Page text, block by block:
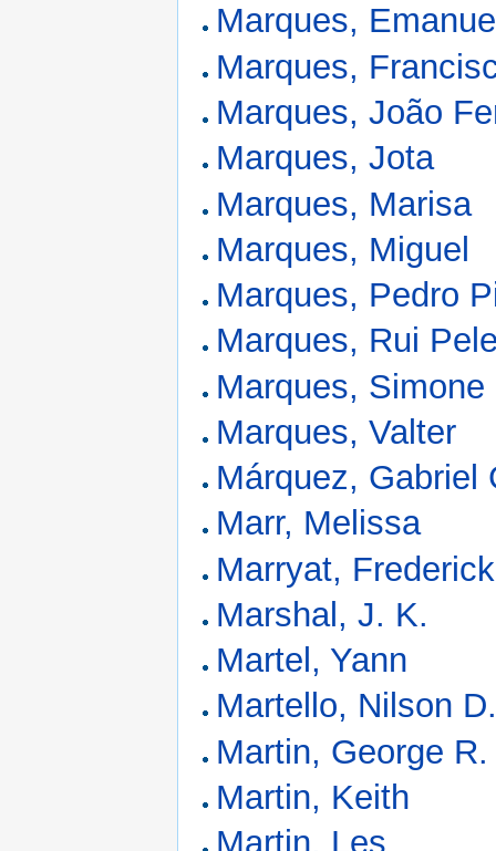
Marques,
Marques,
Marques, João
Marques, Jota
Marques, Marisa
Marques, Miguel
Marques, Pedro
Marques, Rui
Marques, Simone
Marques, Valter
Márquez, Gabriel
Marr, Melissa
Marryat, Frederick
Marshal, J. K.
Martel, Yann
Martello, Nilson
Martin, George
Martin, Keith
Martin, Les